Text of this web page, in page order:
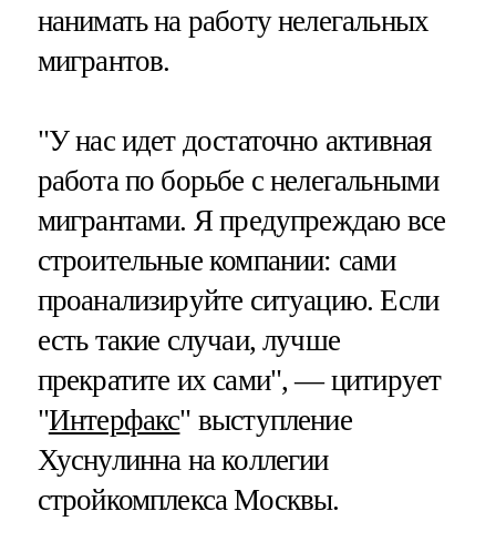
нанимать на работу нелегальных
мигрантов.
"У нас идет достаточно активная
работа по борьбе с нелегальными
мигрантами. Я предупреждаю все
строительные компании: сами
проанализируйте ситуацию. Если
есть такие случаи, лучше
прекратите их сами", — цитирует
"Интерфакс" выступление
Хуснулинна на коллегии
стройкомплекса Москвы.